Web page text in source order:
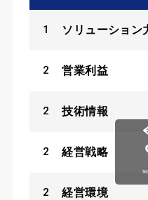
1 ソリューション
2 営業利益
2 技術情報
2 経営戦略
2 経営環境